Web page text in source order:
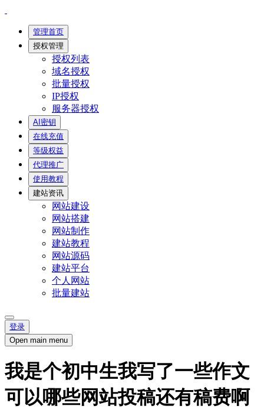
管理首页
授权管理
授权列表
域名授权
批量授权
IP授权
服务器授权
AI密钥
在线充值
等级权益
代理推广
使用教程
建站资讯
网站建设
网站搭建
网站制作
建站教程
网站源码
建站平台
个人网站
批量建站
登录
Open main menu
我是个初中生我写了一些作文
可以哪些网站投稿还有稿费啊